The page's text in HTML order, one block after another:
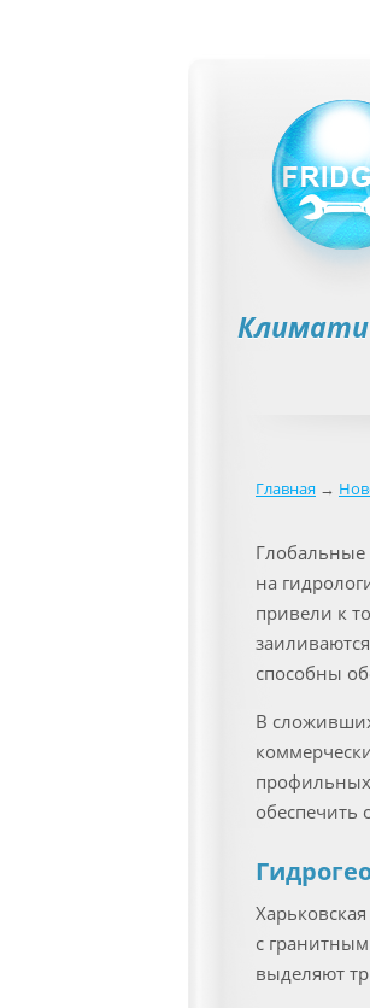
Главная →
на
привели к
способны
В
профильных
обеспечить
с
выделяют